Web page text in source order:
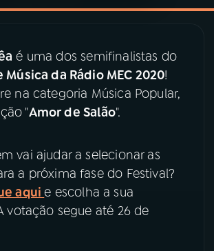
MEC
é uma dos semifinalistas do
Música da Rádio MEC 2020!
na categoria Música Popular,
"Amor de Salão".
vai ajudar a selecionar as
a próxima fase do Festival?
aquie escolha a sua
votação segue até 26 de